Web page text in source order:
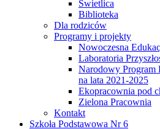
Świetlica
Biblioteka
Dla rodziców
Programy i projekty
Nowoczesna
Laboratoria
Narodowy Program
na lata 2021-2025
Ekopracownia pod
Zielona Pracownia
Kontakt
Szkoła Podstawowa Nr 6